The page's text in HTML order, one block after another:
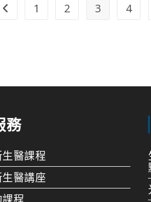
1 2 3 4
務
醫課程
醫講座
程